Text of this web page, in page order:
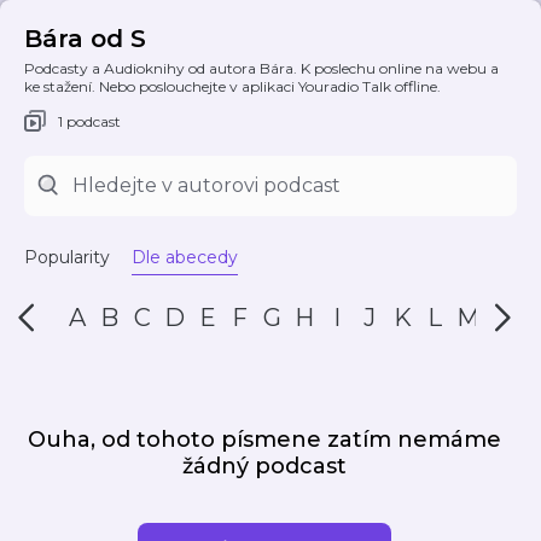
Bára od S
Podcasty a Audioknihy od autora Bára. K poslechu online na webu a
ke stažení. Nebo poslouchejte v aplikaci Youradio Talk offline.
1 podcast
Popularity Dle abecedy
A B C D E F G H I J K L M N
Ouha, od tohoto písmene zatím nemáme
žádný podcast